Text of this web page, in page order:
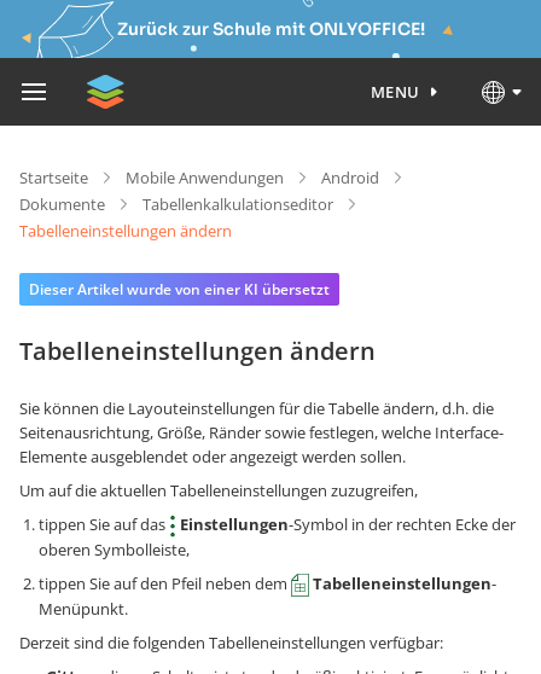
Zurück zur Schule mit ONLYOFFICE!
MENU
Startseite Mobile Anwendungen
Android
Dokumente
Tabellenkalkulationseditor
Tabelleneinstellungen ändern
Dieser Artikel wurde von einer KI übersetzt
Tabelleneinstellungen ändern
Sie können die Layouteinstellungen für die Tabelle ändern, d.h. die
Seitenausrichtung, Größe, Ränder sowie festlegen, welche Interface-
Elemente ausgeblendet oder angezeigt werden sollen.
Um auf die aktuellen Tabelleneinstellungen zuzugreifen,
tippen Sie auf das
Einstellungen-Symbol in der rechten Ecke der
oberen Symbolleiste,
tippen Sie auf den Pfeil neben dem
Tabelleneinstellungen-
Menüpunkt.
Derzeit sind die folgenden Tabelleneinstellungen verfügbar: